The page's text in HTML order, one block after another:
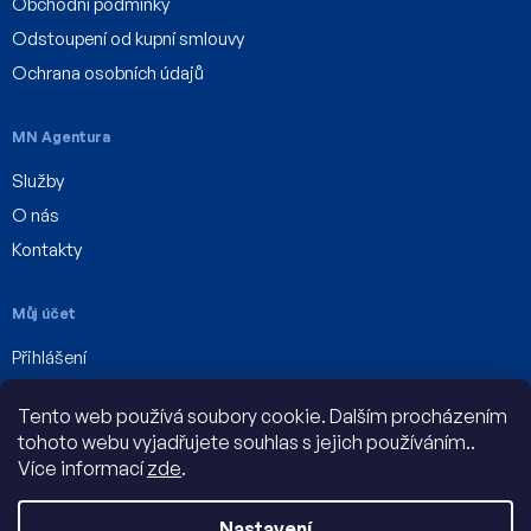
Tento web používá soubory cookie. Dalším procházením
tohoto webu vyjadřujete souhlas s jejich používáním..
Více informacízde.
Odstoupení od kupní smlouvy
Ochrana osobních údajů
MN Agentura
Služby
O nás
Kontakty
Můj účet
Přihlášení
Můj účet